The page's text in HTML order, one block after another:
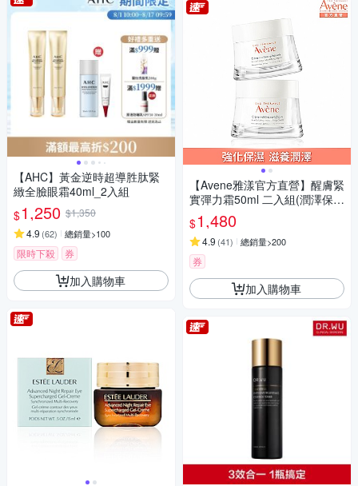
【AHC】黃金逆時超導胜肽緊
緻全臉眼霜40ml_2入組
$1,250 $1,350
4.9 (62) 總銷量>100
限時下殺 券
加入購物車
【Avene雅漾官方直營】醒膚緊
實彈力霜50ml 二入組(潤澤保濕
霜)
$1,480
4.9 (41) 總銷量>200
券
加入購物車